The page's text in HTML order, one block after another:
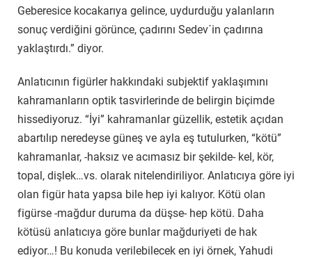
Geberesice kocakarıya gelince, uydurduğu yalanların
sonuç verdiğini görünce, çadırını Sedev´in çadırına
yaklaştırdı.” diyor.
Anlatıcının figürler hakkındaki subjektif yaklaşımını
kahramanların optik tasvirlerinde de belirgin biçimde
hissediyoruz. “İyi” kahramanlar güzellik, estetik açıdan
abartılıp neredeyse güneş ve ayla eş tutulurken, “kötü”
kahramanlar, -haksız ve acımasız bir şekilde- kel, kör,
topal, dişlek…vs. olarak nitelendiriliyor. Anlatıcıya göre iyi
olan figür hata yapsa bile hep iyi kalıyor. Kötü olan
figürse -mağdur duruma da düşse- hep kötü. Daha
kötüsü anlatıcıya göre bunlar mağduriyeti de hak
ediyor…! Bu konuda verilebilecek en iyi örnek, Yahudi